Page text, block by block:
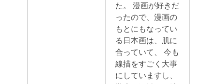
た。 漫画が好きだ
ったので、漫画の
もとにもなってい
る日本画は、肌に
合っていて、 今も
線描をすごく大事
にしていますし、